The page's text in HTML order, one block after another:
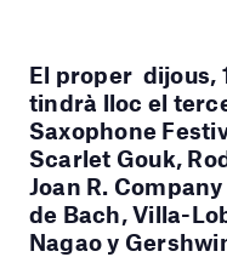
El proper dijous,
tindrà lloc el
Saxophone
Scarlet Gouk,
Joan R.
de Bach, Villa-
Nagao y